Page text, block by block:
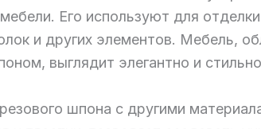
Его используют для
и других элементов. Мебель,
выглядит элегантно и
шпона с другими